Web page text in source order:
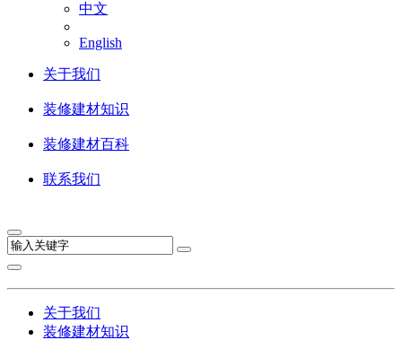
中文
English
关于我们
装修建材知识
装修建材百科
联系我们
关于我们
装修建材知识